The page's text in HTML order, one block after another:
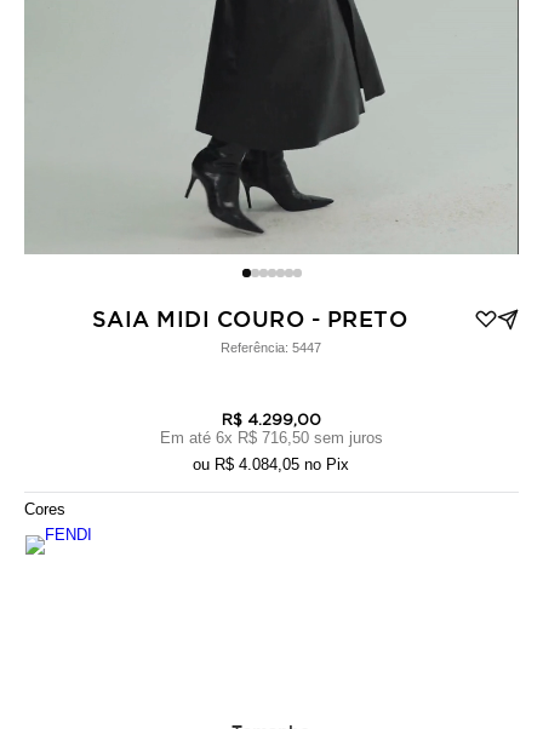
SAIA MIDI COURO - PRETO
Referência:5447
R$ 4.299,00
Em até 6x R$ 716,50 sem juros
ou R$ 4.084,05 no Pix
Cores